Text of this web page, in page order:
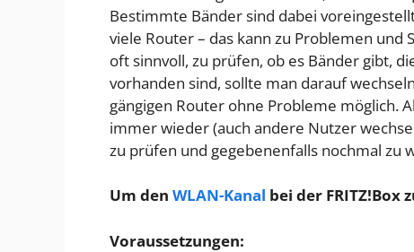
Bestimmte Bänder sind dabei
viele Router – das kann zu Problemen
oft sinnvoll, zu prüfen, ob es Bänder gibt,
vorhanden sind, sollte man darauf
gängigen Router ohne Probleme möglich.
immer wieder (auch andere Nutzer
zu prüfen und gegebenenfalls nochmal zu
Um den WLAN-Kanal bei der FRITZ!Box
Voraussetzungen: